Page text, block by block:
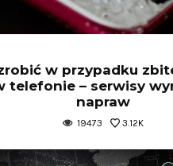
w przypadku
telefonie – serwisy
napraw
19473 3.12K